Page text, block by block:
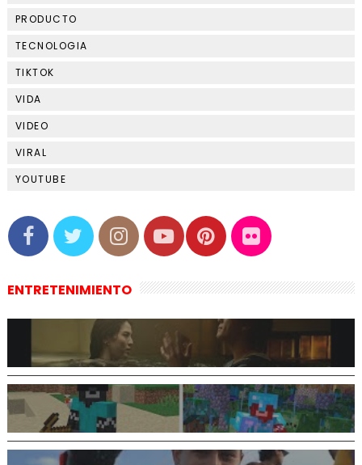
PRODUCTO
TECNOLOGIA
TIKTOK
VIDA
VIDEO
VIRAL
YOUTUBE
ENTRETENIMIENTO